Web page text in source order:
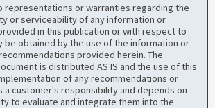
representations or warranties regarding the
or serviceability of any information or
in this publication or with respect to
be obtained by the use of the information or
provided herein. The
is distributed AS IS and the use of this
of any recommendations or
a customer's responsibility and depends on
to evaluate and integrate them into the